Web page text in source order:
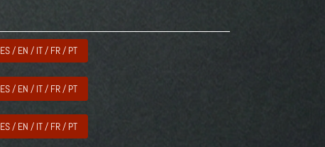
ES / EN / IT / FR / PT
ES / EN / IT / FR / PT
ES / EN / IT / FR / PT